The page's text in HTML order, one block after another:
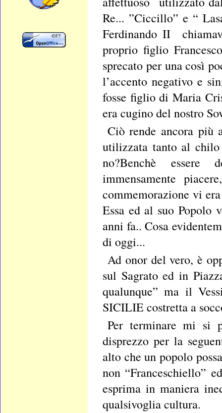
Re... ”Ciccillo” e “
Ferdinando II
proprio figlio
sprecato per una così
l’accento negativo e
fosse figlio di Maria
era cugino del nostro
Ciò rende ancora più
utilizzata tanto al chilo
no?Benchè essere
immensamente
commemorazione vi
Essa ed al suo Popolo
anni fa.. Cosa
di oggi...
Ad onor del vero, è
sul Sagrato ed in
qualunque” ma il
SICILIE costretta a
Per terminare mi si
disprezzo per la
alto che un popolo
non “Franceschiello”
esprima in maniera
qualsivoglia cultura.